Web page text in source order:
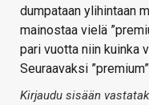
dumpataan ylihintaan
mainostaa vielä
pari vuotta niin kuinka
Seuraavaksi
Kirjaudu sisään